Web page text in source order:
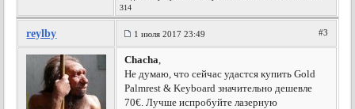
314
reylby 1 июля 2017 23:49 #3
Chacha,
Не думаю, что сейчас удастся купить Gold
Palmrest & Keyboard значительно дешевле
70€. Лучше испробуйте лазерную